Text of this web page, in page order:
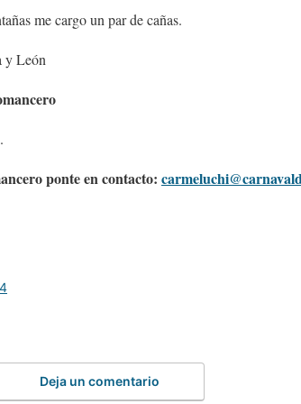
me cargo un par de cañas.
y León
ponte en contacto:
Deja un comentario